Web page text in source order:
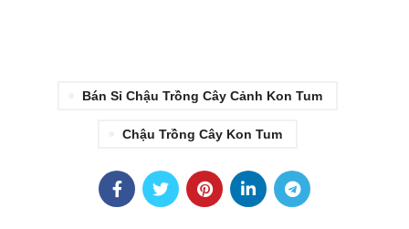
Bán Sỉ Chậu Trồng Cây Cảnh Kon Tum
Chậu Trồng Cây Kon Tum